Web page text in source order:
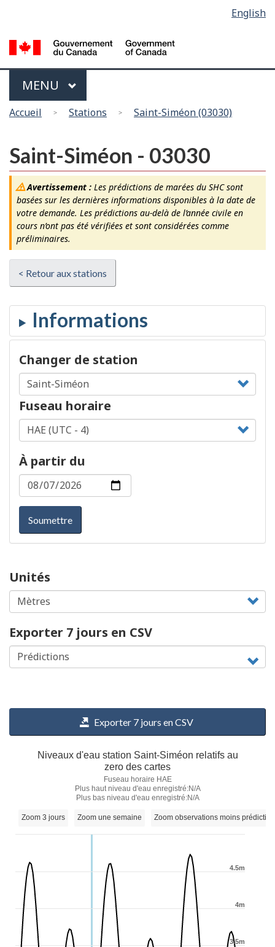
main
content
la
version
HTML
la
langue
English
Menu
MAIN
MENU
Vous
ici
Accueil Stations Saint-Siméon (03030)
Saint-Siméon - 03030
Avertissement :Les prédictions de marées du SHC sont
basées sur les dernières informations disponibles à la date de
votre demande. Les prédictions au-delà de l’année civile en
cours n’ont pas été vérifiées et sont considérées comme
préliminaires.
< Retour aux stations
Changer de station
Fuseau horaire
À partir du
Soumettre
Unités
Exporter 7 jours en CSV
Exporter 7 jours en CSV
Niveaux d'eau station Saint-Siméon relatifs au
zero des cartes
Fuseau horaire HAE
Plus haut niveau d'eau enregistré:N/A
Plus bas niveau d'eau enregistré:N/A
4m
3.5m
4.5m
Zoom 3 jours Zoom une semaine Zoom observations moins